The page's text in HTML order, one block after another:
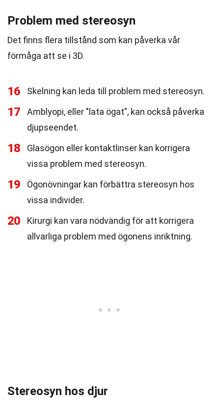
Problem med stereosyn
Det finns flera tillstånd som kan påverka vår
förmåga att se i 3D.
16 Skelning kan leda till problem med stereosyn.
17
Amblyopi, eller "lata ögat", kan också påverka
djupseendet.
18
Glasögon eller kontaktlinser kan korrigera
vissa problem med stereosyn.
19
Ögonövningar kan förbättra stereosyn hos
vissa individer.
20
Kirurgi kan vara nödvändig för att korrigera
allvarliga problem med ögonens inriktning.
Stereosyn hos djur